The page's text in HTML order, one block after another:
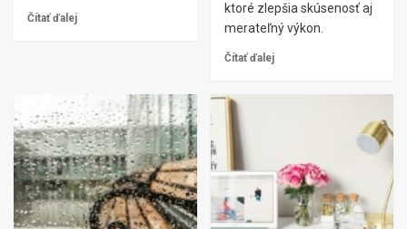
Čítať ďalej
ktoré zlepšia skúsenosť aj
merateľný výkon.
Čítať ďalej